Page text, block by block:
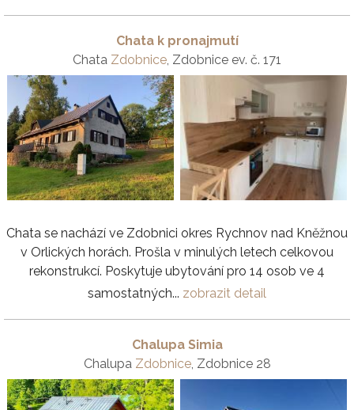
Chata k pronajmutí
Chata Zdobnice , Zdobnice ev. č. 171
Chata se nachází ve Zdobnici okres Rychnov nad Kněžnou
v Orlických horách. Prošla v minulých letech celkovou
rekonstrukcí. Poskytuje ubytování pro 14 osob ve 4
samostatných... zobrazit detail
Chalupa Simia
Chalupa Zdobnice, Zdobnice 28